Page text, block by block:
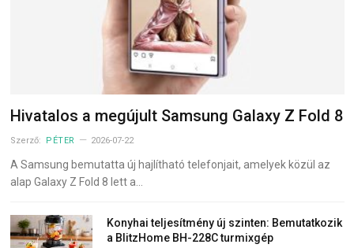
Hivatalos a megújult Samsung Galaxy Z Fold 8
Szerző: PÉTER 2026-07-22
A Samsung bemutatta új hajlítható telefonjait, amelyek közül az
alap Galaxy Z Fold 8 lett a…
Konyhai teljesítmény új szinten: Bemutatkozik
a BlitzHome BH-228C turmixgép